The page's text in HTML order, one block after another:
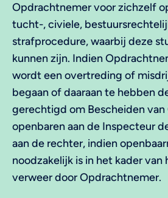
Opdrachtnemer voor zichzelf
tucht-, civiele,
strafprocedure, waarbij deze
kunnen zijn. Indien
wordt een overtreding of
begaan of daaraan te hebben
gerechtigd om Bescheiden
openbaren aan de Inspecteur
aan de rechter, indien
noodzakelijk is in het kader van
verweer door Opdrachtnemer.